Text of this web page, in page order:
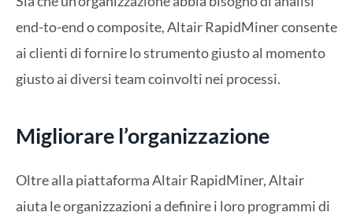
end-to-end o composite, Altair RapidMiner consente
ai clienti di fornire lo strumento giusto al momento
giusto ai diversi team coinvolti nei processi.
Migliorare l’organizzazione
Oltre alla piattaforma Altair RapidMiner, Altair
aiuta le organizzazioni a definire i loro programmi di